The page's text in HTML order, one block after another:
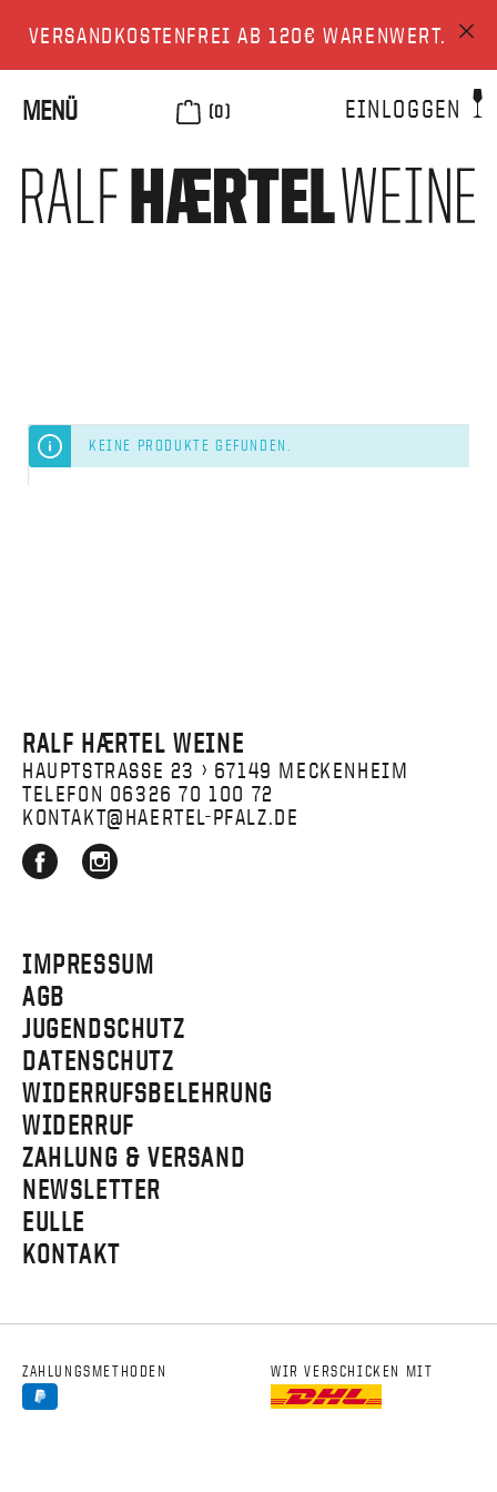
VERSANDKOSTENFREI AB 120€ WARENWERT.
MENÜ (0) EINLOGGEN
KEINE PRODUKTE GEFUNDEN.
RALF HÆRTEL WEINE
HAUPTSTRASSE 23 › 67149 MECKENHEIM
TELEFON 06326 70 100 72
KONTAKT@HAERTEL-PFALZ.DE
IMPRESSUM
AGB
JUGENDSCHUTZ
DATENSCHUTZ
WIDERRUFSBELEHRUNG
WIDERRUF
ZAHLUNG & VERSAND
NEWSLETTER
EULLE
KONTAKT
ZAHLUNGSMETHODEN WIR VERSCHICKEN MIT